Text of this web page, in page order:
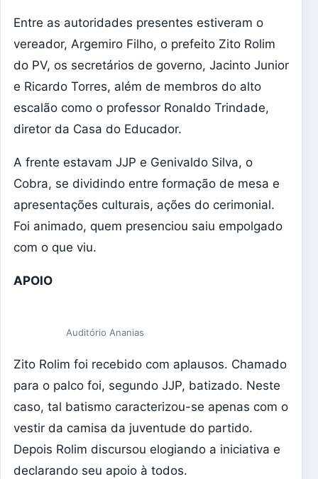
Entre as autoridades presentes estiveram o
vereador, Argemiro Filho, o prefeito Zito Rolim
do PV, os secretários de governo, Jacinto Junior
e Ricardo Torres, além de membros do alto
escalão como o professor Ronaldo Trindade,
diretor da Casa do Educador.
A frente estavam JJP e Genivaldo Silva, o
Cobra, se dividindo entre formação de mesa e
apresentações culturais, ações do cerimonial.
Foi animado, quem presenciou saiu empolgado
com o que viu.
APOIO
Auditório Ananias
Zito Rolim foi recebido com aplausos. Chamado
para o palco foi, segundo JJP, batizado. Neste
caso, tal batismo caracterizou-se apenas com o
vestir da camisa da juventude do partido.
Depois Rolim discursou elogiando a iniciativa e
declarando seu apoio à todos.